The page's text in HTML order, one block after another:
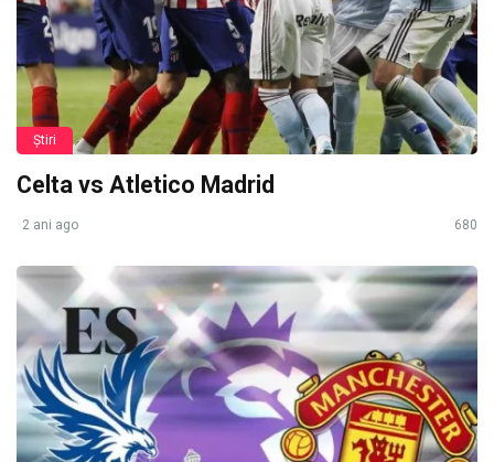
Știri
Celta vs Atletico Madrid
2 ani ago 680